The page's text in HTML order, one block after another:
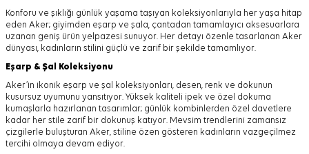
Konforu ve şıklığı günlük yaşama taşıyan koleksiyonlarıyla her yaşa hitap
eden Aker; giyimden eşarp ve şala, çantadan tamamlayıcı aksesuarlara
uzanan geniş ürün yelpazesi sunuyor. Her detayı özenle tasarlanan Aker
dünyası, kadınların stilini güçlü ve zarif bir şekilde tamamlıyor.
Eşarp & Şal Koleksiyonu
Aker’in ikonik eşarp ve şal koleksiyonları, desen, renk ve dokunun
kusursuz uyumunu yansıtıyor. Yüksek kaliteli ipek ve özel dokuma
kumaşlarla hazırlanan tasarımlar; günlük kombinlerden özel davetlere
kadar her stile zarif bir dokunuş katıyor. Mevsim trendlerini zamansız
çizgilerle buluşturan Aker, stiline özen gösteren kadınların vazgeçilmez
tercihi olmaya devam ediyor.